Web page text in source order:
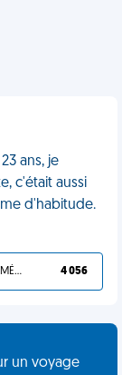
ans, je
c'était aussi
d'habitude.
TU L'AS BIEN MÉRITÉ 4 056
un voyage